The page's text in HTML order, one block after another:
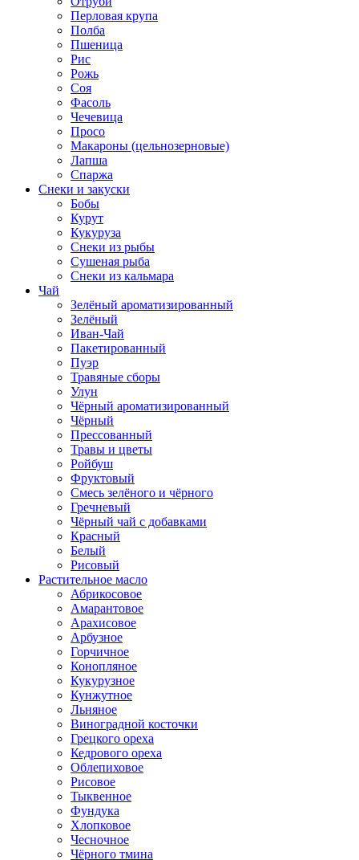
Перловая крупа
Полба
Пшеница
Рис
Рожь
Соя
Фасоль
Чечевица
Просо
Макароны (цельнозерновые)
Лапша
Спаржа
Снеки и закуски
Бобы
Курут
Кукуруза
Снеки из рыбы
Сушеная рыба
Снеки из кальмара
Чай
Зелёный ароматизированный
Зелёный
Иван-Чай
Пакетированный
Пуэр
Травяные сборы
Улун
Чёрный ароматизированный
Чёрный
Прессованный
Травы и цветы
Ройбуш
Фруктовый
Смесь зелёного и чёрного
Гречневый
Чёрный чай с добавками
Красный
Белый
Рисовый
Растительное масло
Абрикосовое
Амарантовое
Арахисовое
Арбузное
Горчичное
Конопляное
Кукурузное
Кунжутное
Льняное
Виноградной косточки
Грецкого ореха
Кедрового ореха
Облепиховое
Рисовое
Тыквенное
Фундука
Хлопковое
Чесночное
Чёрного тмина